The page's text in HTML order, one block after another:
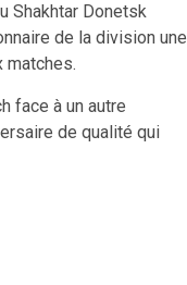
Shakhtar Donetsk
de la division une
matches.
face à un autre
de qualité qui